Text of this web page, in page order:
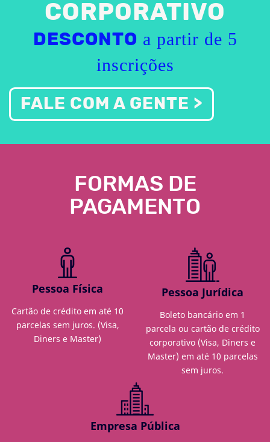
CORPORATIVO
DESCONTO a partir de 5
inscrições
FALE COM A GENTE >
FORMAS DE
PAGAMENTO
Pessoa Física
Cartão de crédito em até 10
parcelas sem juros. (Visa,
Diners e Master)
Pessoa Jurídica
Boleto bancário em 1
parcela ou cartão de crédito
corporativo (Visa, Diners e
Master) em até 10 parcelas
sem juros.
Empresa Pública